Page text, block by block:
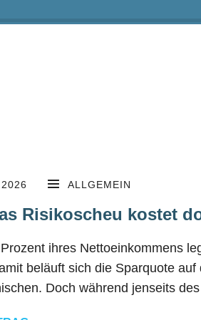
ALLGEMEIN
Risikoscheu kostet
ihres Nettoeinkommens
beläuft sich die Sparquote
Doch während jenseits